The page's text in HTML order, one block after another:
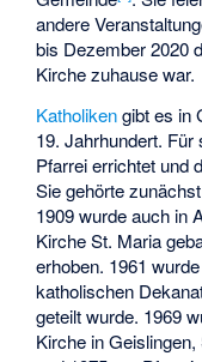
andere
bis Dezember 2020
Kirche zuhause war.
Katholikengibt es in
19. Jahrhundert. Für
Pfarrei errichtet und
Sie gehörte
1909 wurde auch in
Kirche St. Maria
erhoben. 1961
katholischen
geteilt wurde. 1969
Kirche in